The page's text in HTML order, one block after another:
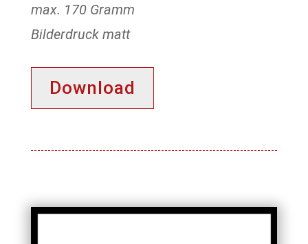
max. 170 Gramm
Bilderdruck matt
Download